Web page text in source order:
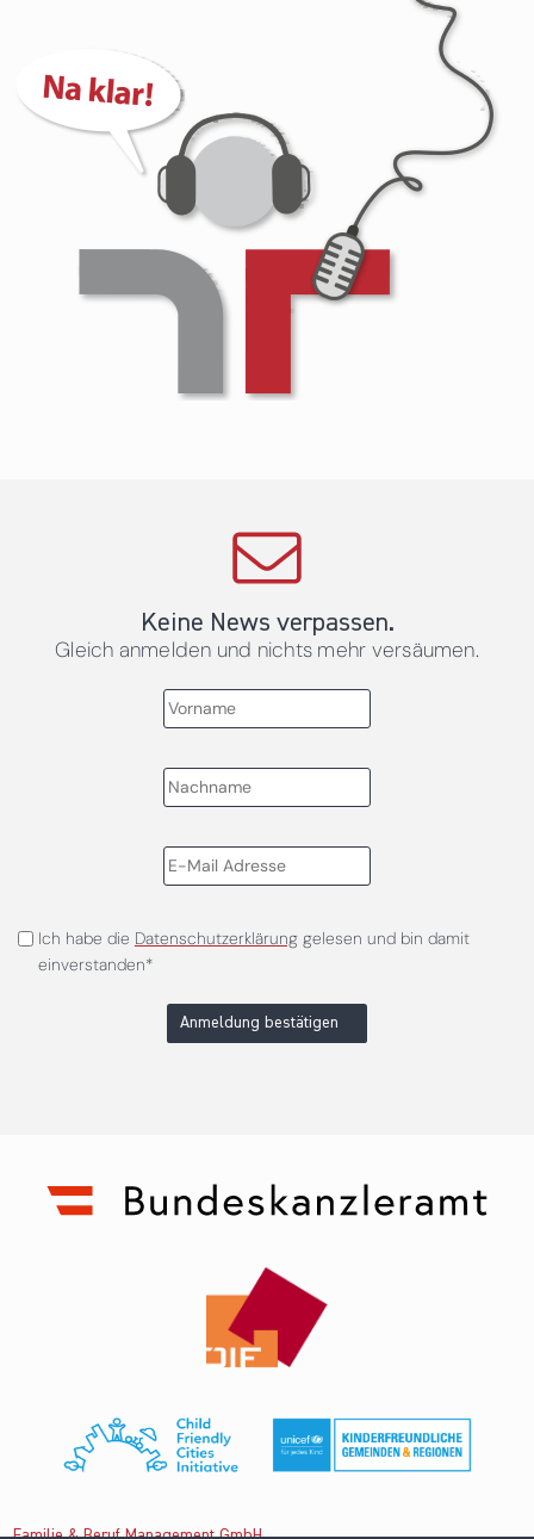
Keine News verpassen.
Gleich anmelden und nichts mehr versäumen.
Ich habe die Datenschutzerklärunggelesen und bin damit
einverstanden*
Anmeldung bestätigen